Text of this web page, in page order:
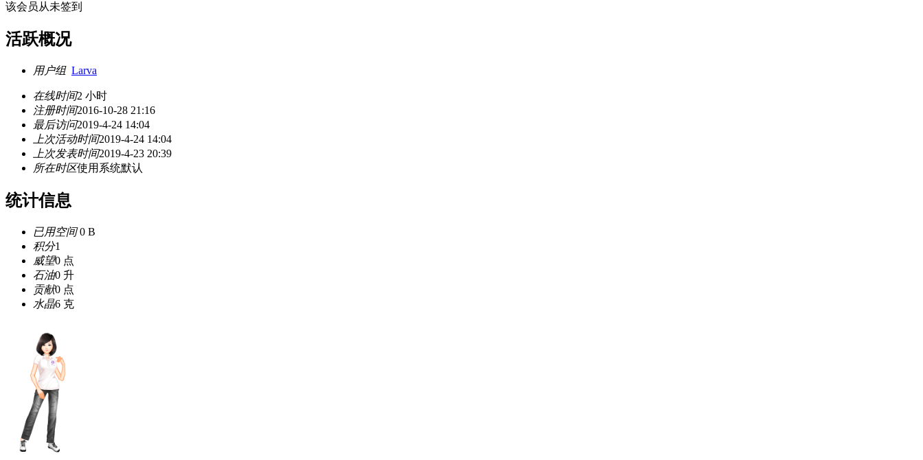
该会员从未签到
活跃概况
用户组 Larva
在线时间2 小时
注册时间2016-10-28 21:16
最后访问2019-4-24 14:04
上次活动时间2019-4-24 14:04
上次发表时间2019-4-23 20:39
所在时区使用系统默认
统计信息
已用空间0 B
积分1
威望0 点
石油0 升
贡献0 点
水晶6 克